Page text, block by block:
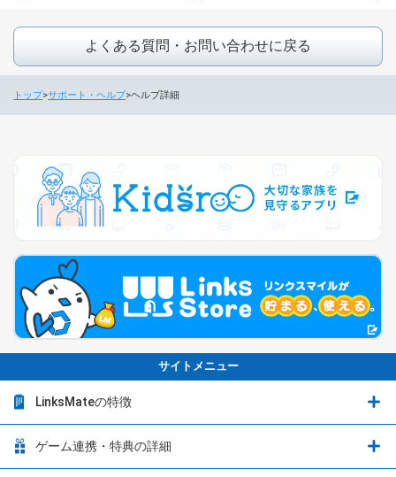
よくある質問・お問い合わせに戻る
トップ サポート・ヘルプ ヘルプ詳細
サイトメニュー
LinksMateの特徴
LinksMateの特徴
ゲーム連携・特典の詳細